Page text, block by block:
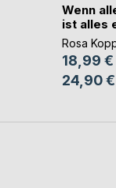
Wenn
ist alles
Rosa
18,99 €
24,90 €